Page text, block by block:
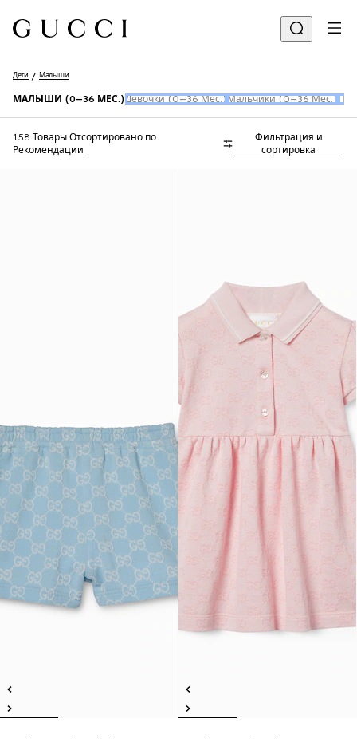
Дети Малыши
МАЛЫШИ (0–36 МЕС.) Девочки (0–36 Мес.) Мальчики (0–36 Мес.)
158 Товары Отсортировано по:
Рекомендации
Фильтрация и
сортировка